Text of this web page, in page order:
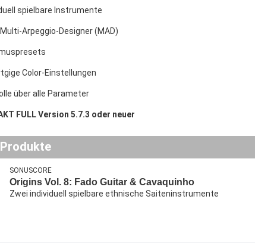
spielbare Instrumente
Arpeggio-Designer (MAD)
Color-Einstellungen
über alle Parameter
FULL Version 5.7.3 oder neuer
SONUSCORE
Origins Vol. 8: Fado Guitar & Cavaquinho
Zwei individuell spielbare ethnische Saiteninstrumente